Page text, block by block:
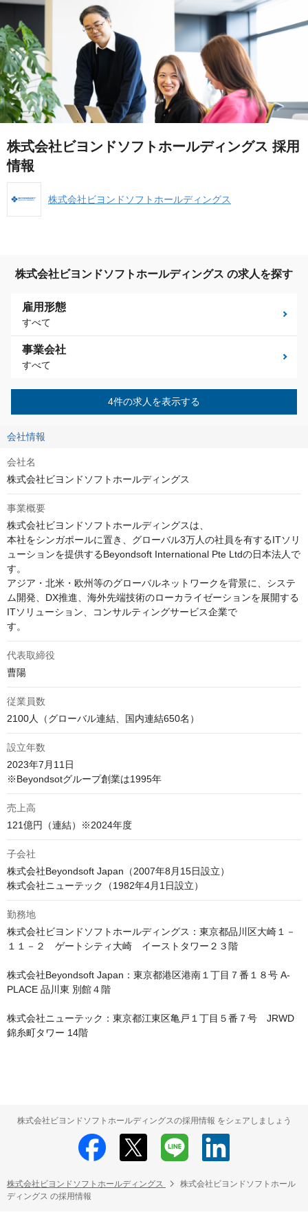
株式会社ビヨンドソフトホールディングス 採用
情報
株式会社ビヨンドソフトホールディングス
株式会社ビヨンドソフトホールディングス の求人を探す
雇用形態
すべて
事業会社
すべて
4件の求人を表示する
会社情報
会社名
株式会社ビヨンドソフトホールディングス
事業概要
株式会社ビヨンドソフトホールディングスは、
本社をシンガポールに置き、グローバル3万人の社員を有するITソリ
ューションを提供するBeyondsoft International Pte Ltdの日本法人で
す。
アジア・北米・欧州等のグローバルネットワークを背景に、システ
ム開発、DX推進、海外先端技術のローカライゼーションを展開する
ITソリューション、コンサルティングサービス企業で
代表取締役
曹陽
従業員数
2100人（グローバル連結、国内連結650名）
設立年数
2023年7月11日
※Beyondsotグループ創業は1995年
売上高
121億円（連結）※2024年度
子会社
株式会社Beyondsoft Japan（2007年8月15日設立）
株式会社ニューテック（1982年4月1日設立）
勤務地
株式会社ビヨンドソフトホールディングス：東京都品川区大崎１－
１１－２　ゲートシティ大崎　イーストタワー２３階
株式会社Beyondsoft Japan：東京都港区港南１丁目７番１８号 A-
PLACE 品川東 別館４階
株式会社ニューテック：東京都江東区亀戸１丁目５番７号　JRWD
錦糸町タワー 14階
株式会社ビヨンドソフトホールディングスの採用情報 をシェアしましょう
株式会社ビヨンドソフトホールディングス
株式会社ビヨンドソフトホール
ディングス の採用情報